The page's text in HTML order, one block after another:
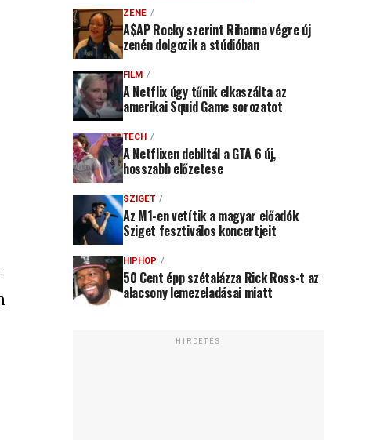
ZENE
A$AP Rocky szerint Rihanna végre új
zenén dolgozik a stúdióban
FILM
A Netflix úgy tűnik elkaszálta az
amerikai Squid Game sorozatot
TECH
A Netflixen debütál a GTA 6 új,
hosszabb előzetese
SZIGET
Az M1-en vetítik a magyar előadók
Sziget fesztiválos koncertjeit
HIPHOP
50 Cent épp szétalázza Rick Ross-t az
alacsony lemezeladásai miatt
HIRDETÉS